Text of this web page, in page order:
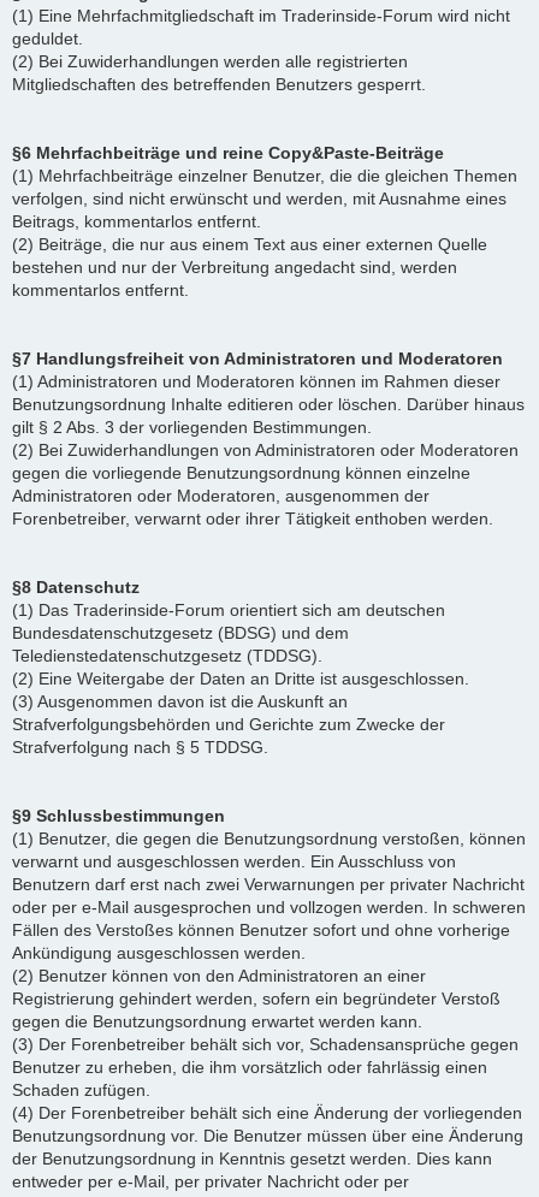
(1) Eine Mehrfachmitgliedschaft im Traderinside-Forum wird nicht
geduldet.
(2) Bei Zuwiderhandlungen werden alle registrierten
Mitgliedschaften des betreffenden Benutzers gesperrt.
§6 Mehrfachbeiträge und reine Copy&Paste-Beiträge
(1) Mehrfachbeiträge einzelner Benutzer, die die gleichen Themen
verfolgen, sind nicht erwünscht und werden, mit Ausnahme eines
Beitrags, kommentarlos entfernt.
(2) Beiträge, die nur aus einem Text aus einer externen Quelle
bestehen und nur der Verbreitung angedacht sind, werden
kommentarlos entfernt.
§7 Handlungsfreiheit von Administratoren und Moderatoren
(1) Administratoren und Moderatoren können im Rahmen dieser
Benutzungsordnung Inhalte editieren oder löschen. Darüber hinaus
gilt § 2 Abs. 3 der vorliegenden Bestimmungen.
(2) Bei Zuwiderhandlungen von Administratoren oder Moderatoren
gegen die vorliegende Benutzungsordnung können einzelne
Administratoren oder Moderatoren, ausgenommen der
Forenbetreiber, verwarnt oder ihrer Tätigkeit enthoben werden.
§8 Datenschutz
(1) Das Traderinside-Forum orientiert sich am deutschen
Bundesdatenschutzgesetz (BDSG) und dem
Teledienstedatenschutzgesetz (TDDSG).
(2) Eine Weitergabe der Daten an Dritte ist ausgeschlossen.
(3) Ausgenommen davon ist die Auskunft an
Strafverfolgungsbehörden und Gerichte zum Zwecke der
Strafverfolgung nach § 5 TDDSG.
§9 Schlussbestimmungen
(1) Benutzer, die gegen die Benutzungsordnung verstoßen, können
verwarnt und ausgeschlossen werden. Ein Ausschluss von
Benutzern darf erst nach zwei Verwarnungen per privater Nachricht
oder per e-Mail ausgesprochen und vollzogen werden. In schweren
Fällen des Verstoßes können Benutzer sofort und ohne vorherige
Ankündigung ausgeschlossen werden.
(2) Benutzer können von den Administratoren an einer
Registrierung gehindert werden, sofern ein begründeter Verstoß
gegen die Benutzungsordnung erwartet werden kann.
(3) Der Forenbetreiber behält sich vor, Schadensansprüche gegen
Benutzer zu erheben, die ihm vorsätzlich oder fahrlässig einen
Schaden zufügen.
(4) Der Forenbetreiber behält sich eine Änderung der vorliegenden
Benutzungsordnung vor. Die Benutzer müssen über eine Änderung
der Benutzungsordnung in Kenntnis gesetzt werden. Dies kann
entweder per e-Mail, per privater Nachricht oder per